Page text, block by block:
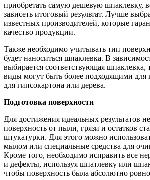
приобретать самую дешевую шпаклевку,
зависеть итоговый результат. Лучше
известных производителей, которые
качество продукции.
Также необходимо учитывать тип
будет наноситься шпаклевка. В
выбирается соответствующая шпаклевка,
виды могут быть более подходящими
для гипсокартона или дерева.
Подготовка поверхности
Для достижения идеальных результатов
поверхность от пыли, грязи и остатков
штукатурки. Для этого можно
мылом или специальные средства для
Кроме того, необходимо исправить все
и дефекты, используя шпатлевку или
чтобы поверхность была абсолютно